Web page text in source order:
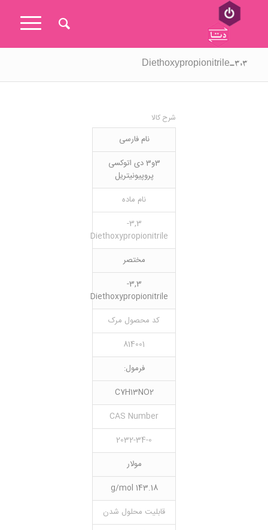
۳,۳-Diethoxypropionitrile
شرح کالا
نام فارسی
3و3 دی اتوکسی
پروپیونیتریل
نام ماده
3,3-
Diethoxypropionitrile
مختصر
3,3-
Diethoxypropionitrile
کد محصول مرک
814001
فرمول:
C7H13NO2
CAS Number
2032-34-0
مولار
143.18 g/mol
قابلیت محلول شدن